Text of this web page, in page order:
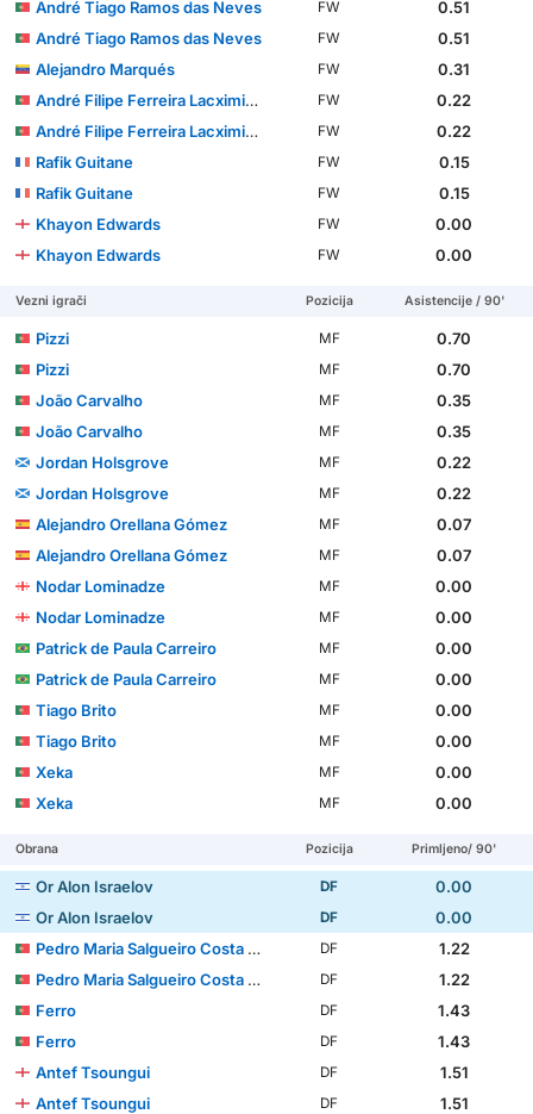
André Tiago Ramos das Neves FW
0.51
André Tiago Ramos das Neves
FW
0.51
Alejandro Marqués
FW
0.31
André Filipe Ferreira Lacximicant
FW
0.22
André Filipe Ferreira Lacximicant
FW
0.22
Rafik Guitane
FW
0.15
Rafik Guitane
FW
0.15
Khayon Edwards
FW
0.00
Khayon Edwards
FW 0.00
Vezni igrači Pozicija Asistencije / 90'
Pizzi MF
0.70
Pizzi
MF
0.70
João Carvalho
MF
0.35
João Carvalho
MF
0.35
Jordan Holsgrove
MF
0.22
Jordan Holsgrove
MF
0.22
Alejandro Orellana Gómez
MF
0.07
Alejandro Orellana Gómez
MF
0.07
Nodar Lominadze
MF
0.00
Nodar Lominadze
MF
0.00
Patrick de Paula Carreiro
MF
0.00
Patrick de Paula Carreiro
MF
0.00
Tiago Brito
MF
0.00
Tiago Brito
MF
0.00
Xeka
MF
0.00
Xeka
MF 0.00
Obrana Pozicija Primljeno/ 90'
Or Alon Israelov DF
0.00
Or Alon Israelov
DF
0.00
Pedro Maria Salgueiro Costa Pessoa Carvalho
DF
1.22
Pedro Maria Salgueiro Costa Pessoa Carvalho
DF
1.22
Ferro
DF
1.43
Ferro
DF
1.43
Antef Tsoungui
DF
1.51
Antef Tsoungui
DF
1.51